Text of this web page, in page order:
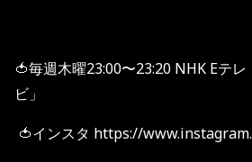
🍅毎週木曜23:00〜23:20 NHK Eテ
ビ」
🍅インスタ https://